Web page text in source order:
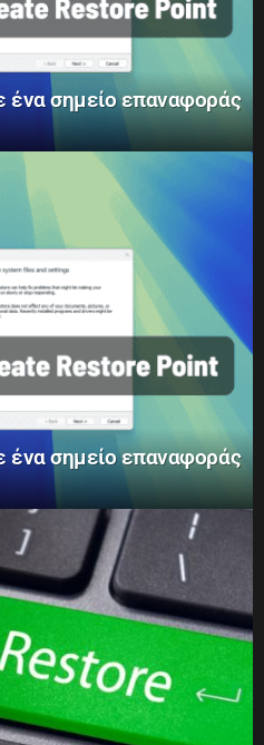
ένα σημείο επαναφοράς
ένα σημείο επαναφοράς